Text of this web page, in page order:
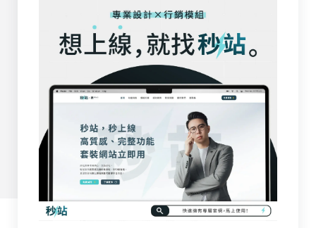
立即試用 下單折扣碼：fraa2000